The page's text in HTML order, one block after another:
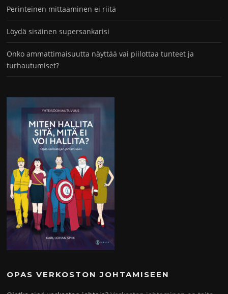
Perinteinen mittaaminen ei riitä
Löydä sisäinen supersankarisi
Onko ammattimaisuutta näyttää vai piilottaa tunteet ja
turhautumiset?
OPAS VERKOSTON JOHTAMISEEN